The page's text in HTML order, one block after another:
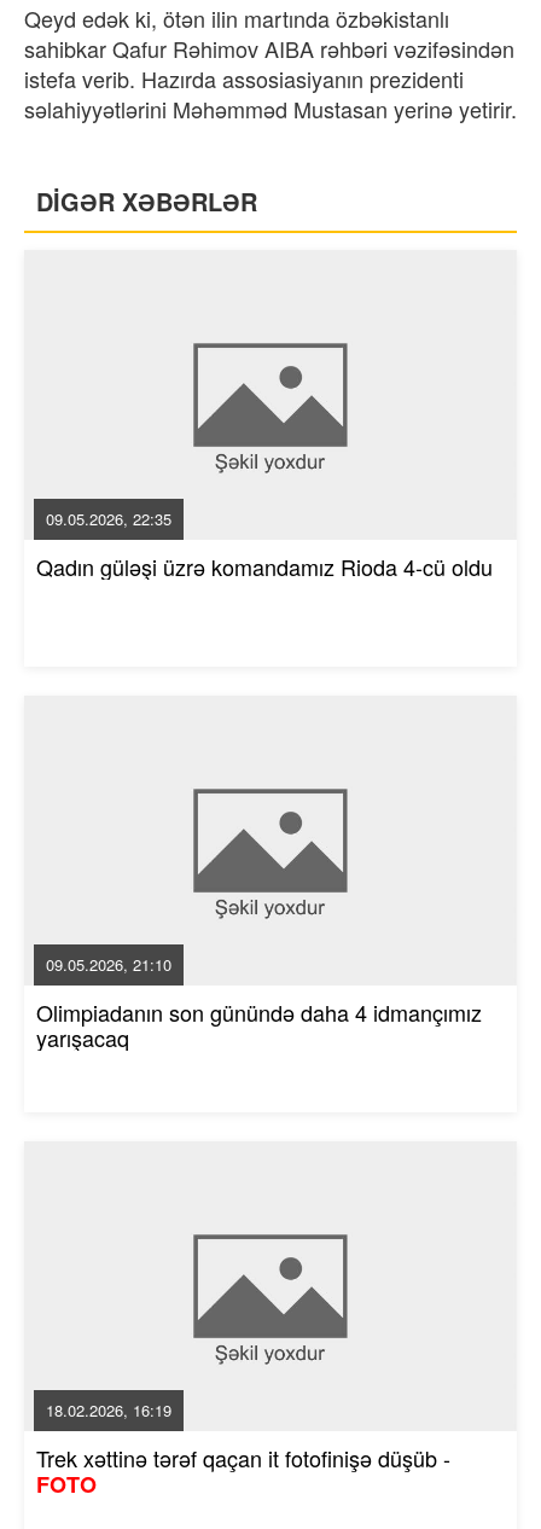
Qeyd edək ki, ötən ilin martında özbəkistanlı
sahibkar Qafur Rəhimov AIBA rəhbəri vəzifəsindən
istefa verib. Hazırda assosiasiyanın prezidenti
səlahiyyətlərini Məhəmməd Mustasan yerinə yetirir.
DİGƏR XƏBƏRLƏR
09.05.2026, 22:35
Qadın güləşi üzrə komandamız Rioda 4-cü oldu
09.05.2026, 21:10
Olimpiadanın son günündə daha 4 idmançımız
yarışacaq
18.02.2026, 16:19
Trek xəttinə tərəf qaçan it fotofinişə düşüb -
FOTO